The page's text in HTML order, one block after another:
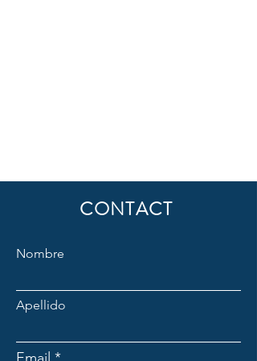
CONTACT
Nombre
Apellido